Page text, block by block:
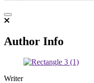
Author Info
Writer